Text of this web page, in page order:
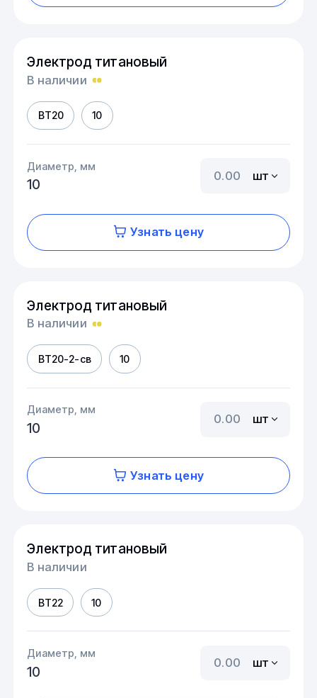
Электрод титановый
В наличии
ВТ20 10
Диаметр, мм
10
шт
Узнать цену
Электрод титановый
В наличии
ВТ20-2-св 10
Диаметр, мм
10
шт
Узнать цену
Электрод титановый
В наличии
ВТ22 10
Диаметр, мм
10
шт